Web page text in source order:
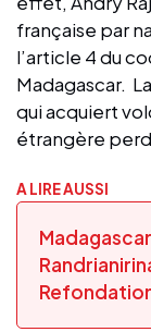
française par
l’article 4 du
Madagascar.
qui acquiert
étrangère
A LIRE AUSSI